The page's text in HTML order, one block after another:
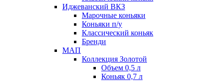
Иджеванский ВКЗ
Марочные коньяки
Коньяки п/у
Классический коньяк
Бренди
МАП
Коллекция Золотой
Объем 0,5 л
Коньяк 0,7 л